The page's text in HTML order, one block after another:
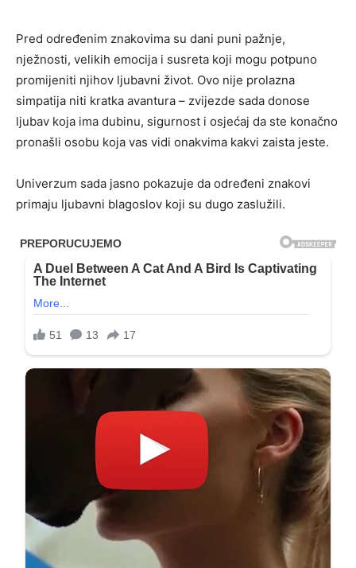
Pred određenim znakovima su dani puni pažnje,
nježnosti, velikih emocija i susreta koji mogu potpuno
promijeniti njihov ljubavni život. Ovo nije prolazna
simpatija niti kratka avantura – zvijezde sada donose
ljubav koja ima dubinu, sigurnost i osjećaj da ste konačno
pronašli osobu koja vas vidi onakvima kakvi zaista jeste.
Univerzum sada jasno pokazuje da određeni znakovi
primaju ljubavni blagoslov koji su dugo zaslužili.